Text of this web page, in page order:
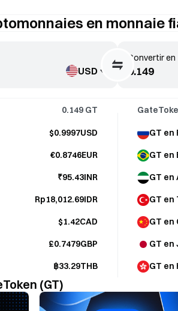
en monnaie
Convertir en
USD
0.149 GT
$0.9997USD
€0.8746EUR
₹95.43INR
Rp18,012.69IDR
$1.42CAD
£0.7479GBP
฿33.29THB
GT en
GT en
GT en
GT en
GT en
GT en
GT en
(GT)